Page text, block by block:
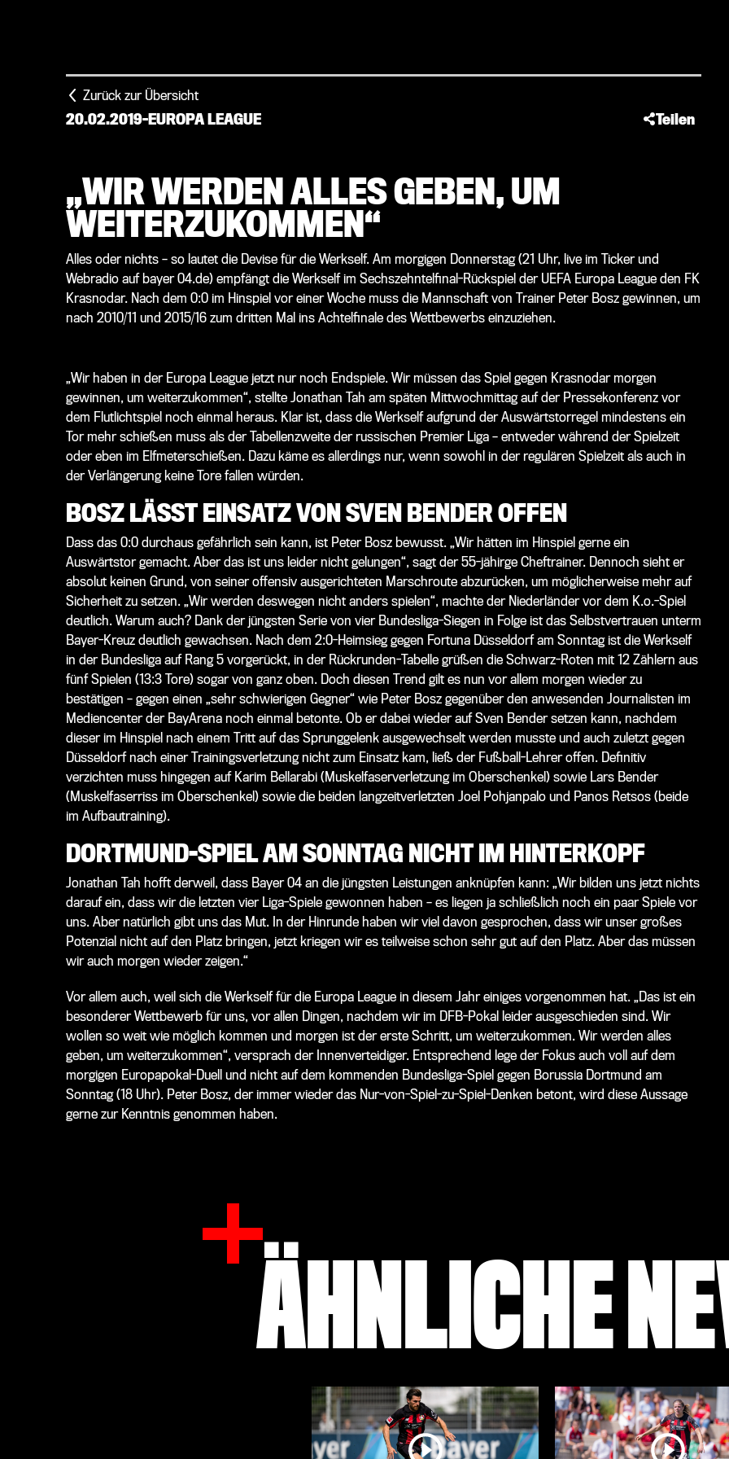
Zurück zur Übersicht
20.02.2019-EUROPA LEAGUE Teilen
„WIR WERDEN ALLES GEBEN, UM
WEITERZUKOMMEN“
Alles oder nichts – so lautet die Devise für die Werkself. Am morgigen Donnerstag (21 Uhr, live im Ticker und
Webradio auf bayer 04.de) empfängt die Werkself im Sechszehntelfinal-Rückspiel der UEFA Europa League den FK
Krasnodar. Nach dem 0:0 im Hinspiel vor einer Woche muss die Mannschaft von Trainer Peter Bosz gewinnen, um
nach 2010/11 und 2015/16 zum dritten Mal ins Achtelfinale des Wettbewerbs einzuziehen.
„Wir haben in der Europa League jetzt nur noch Endspiele. Wir müssen das Spiel gegen Krasnodar morgen
gewinnen, um weiterzukommen“, stellte Jonathan Tah am späten Mittwochmittag auf der Pressekonferenz vor
dem Flutlichtspiel noch einmal heraus. Klar ist, dass die Werkself aufgrund der Auswärtstorregel mindestens ein
Tor mehr schießen muss als der Tabellenzweite der russischen Premier Liga – entweder während der Spielzeit
oder eben im Elfmeterschießen. Dazu käme es allerdings nur, wenn sowohl in der regulären Spielzeit als auch in
der Verlängerung keine Tore fallen würden.
BOSZ LÄSST EINSATZ VON SVEN BENDER OFFEN
Dass das 0:0 durchaus gefährlich sein kann, ist Peter Bosz bewusst. „Wir hätten im Hinspiel gerne ein
Auswärtstor gemacht. Aber das ist uns leider nicht gelungen“, sagt der 55-jähirge Cheftrainer. Dennoch sieht er
absolut keinen Grund, von seiner offensiv ausgerichteten Marschroute abzurücken, um möglicherweise mehr auf
Sicherheit zu setzen. „Wir werden deswegen nicht anders spielen“, machte der Niederländer vor dem K.o.-Spiel
deutlich. Warum auch? Dank der jüngsten Serie von vier Bundesliga-Siegen in Folge ist das Selbstvertrauen unterm
Bayer-Kreuz deutlich gewachsen. Nach dem 2:0-Heimsieg gegen Fortuna Düsseldorf am Sonntag ist die Werkself
in der Bundesliga auf Rang 5 vorgerückt, in der Rückrunden-Tabelle grüßen die Schwarz-Roten mit 12 Zählern aus
fünf Spielen (13:3 Tore) sogar von ganz oben. Doch diesen Trend gilt es nun vor allem morgen wieder zu
bestätigen – gegen einen „sehr schwierigen Gegner“ wie Peter Bosz gegenüber den anwesenden Journalisten im
Mediencenter der BayArena noch einmal betonte. Ob er dabei wieder auf Sven Bender setzen kann, nachdem
dieser im Hinspiel nach einem Tritt auf das Sprunggelenk ausgewechselt werden musste und auch zuletzt gegen
Düsseldorf nach einer Trainingsverletzung nicht zum Einsatz kam, ließ der Fußball-Lehrer offen. Definitiv
verzichten muss hingegen auf Karim Bellarabi (Muskelfaserverletzung im Oberschenkel) sowie Lars Bender
(Muskelfaserriss im Oberschenkel) sowie die beiden langzeitverletzten Joel Pohjanpalo und Panos Retsos (beide
im Aufbautraining).
DORTMUND-SPIEL AM SONNTAG NICHT IM HINTERKOPF
Jonathan Tah hofft derweil, dass Bayer 04 an die jüngsten Leistungen anknüpfen kann: „Wir bilden uns jetzt nichts
darauf ein, dass wir die letzten vier Liga-Spiele gewonnen haben – es liegen ja schließlich noch ein paar Spiele vor
uns. Aber natürlich gibt uns das Mut. In der Hinrunde haben wir viel davon gesprochen, dass wir unser großes
Potenzial nicht auf den Platz bringen, jetzt kriegen wir es teilweise schon sehr gut auf den Platz. Aber das müssen
wir auch morgen wieder zeigen.“
Vor allem auch, weil sich die Werkself für die Europa League in diesem Jahr einiges vorgenommen hat. „Das ist ein
besonderer Wettbewerb für uns, vor allen Dingen, nachdem wir im DFB-Pokal leider ausgeschieden sind. Wir
wollen so weit wie möglich kommen und morgen ist der erste Schritt, um weiterzukommen. Wir werden alles
geben, um weiterzukommen“, versprach der Innenverteidiger. Entsprechend lege der Fokus auch voll auf dem
morgigen Europapokal-Duell und nicht auf dem kommenden Bundesliga-Spiel gegen Borussia Dortmund am
Sonntag (18 Uhr). Peter Bosz, der immer wieder das Nur-von-Spiel-zu-Spiel-Denken betont, wird diese Aussage
gerne zur Kenntnis genommen haben.
ÄHNLICHE